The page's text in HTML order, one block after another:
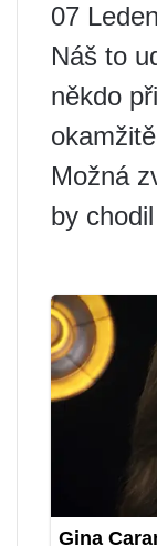
07
Náš to
někdo
Možná
by